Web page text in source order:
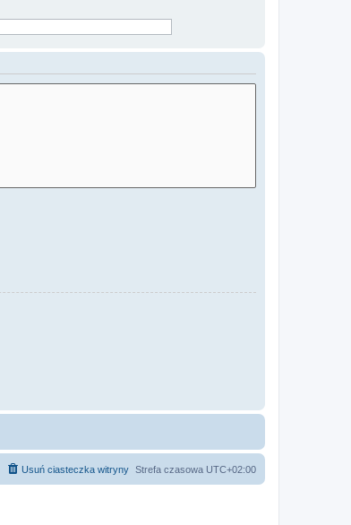
Strefa czasowa UTC+02:00
Usuń ciasteczka witryny